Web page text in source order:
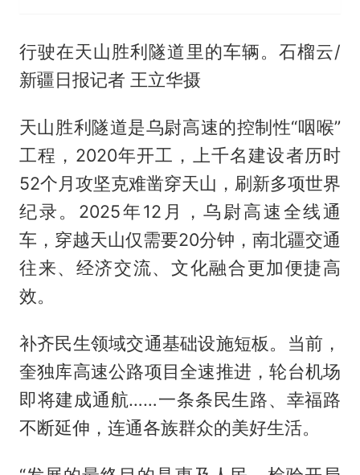
行驶在天山胜利隧道里的车辆。石榴云/
新疆日报记者 王立华摄
天山胜利隧道是乌尉高速的控制性“咽喉”
工程，2020年开工，上千名建设者历时
52个月攻坚克难凿穿天山，刷新多项世界
纪录。2025年12月，乌尉高速全线通
车，穿越天山仅需要20分钟，南北疆交通
往来、经济交流、文化融合更加便捷高
效。
补齐民生领域交通基础设施短板。当前，
奎独库高速公路项目全速推进，轮台机场
即将建成通航……一条条民生路、幸福路
不断延伸，连通各族群众的美好生活。